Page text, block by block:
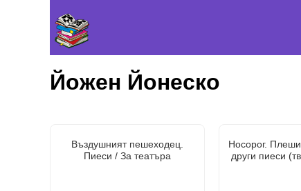
Йожен Йонеско
Въздушният пешеходец.
Пиеси / За театъра
Носорог.
други пиеси